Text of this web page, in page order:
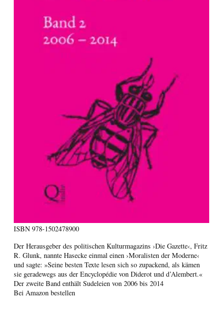
ISBN 978-1502478900
Der Herausgeber des politischen Kulturmagazins ›Die Gazette‹, Fritz
R. Glunk, nannte Hasecke einmal einen ›Moralisten der Moderne‹
und sagte: »Seine besten Texte lesen sich so zupackend, als kämen
sie geradewegs aus der Encyclopédie von Diderot und d’Alembert.«
Der zweite Band enthält Sudeleien von 2006 bis 2014
Bei Amazon bestellen